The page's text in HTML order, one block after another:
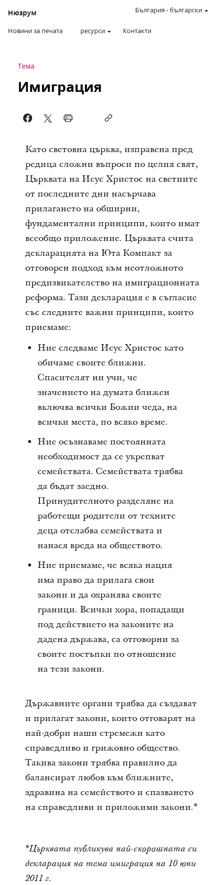
Нюзрум
Новини за печата ресурси Контакти
България -български
Тема
Имиграция
Като световна църква, изправена пред
редица сложни въпроси по целия свят,
Църквата на Исус Христос на светиите
от последните дни насърчава
прилагането на обширни,
фундаментални принципи, които имат
всеобщо приложение. Църквата счита
декларацията на Юта Компакт за
отговорен подход към неотложното
предизвикателство на имиграционната
реформа. Тази декларация е в съгласие
със следните важни принципи, които
приемаме:
Ние следваме Исус Христос като
обичаме своите ближни.
Спасителят ни учи, че
значението на думата ближен
включва всички Божии чеда, на
всички места, по всяко време.
Ние осъзнаваме постоянната
необходимост да се укрепват
семействата. Семействата трябва
да бъдат заедно.
Принудителното разделяне на
работещи родители от техните
деца отслабва семействата и
нанася вреда на обществото.
Ние приемаме, че всяка нация
има право да прилага свои
закони и да охранява своите
граници. Всички хора, попадащи
под действието на законите на
дадена държава, са отговорни за
своите постъпки по отношение
на тези закони.
Държавните органи трябва да създават
и прилагат закони, които отговарят на
най-добри наши стремежи като
справедливо и грижовно общество.
Такива закони трябва правилно да
балансират любов към ближните,
здравина на семейството и спазването
на справедливи и приложими закони.*
*Църквата публикува най-скорошната си
декларация на тема имиграция на 10 юни
2011 г.